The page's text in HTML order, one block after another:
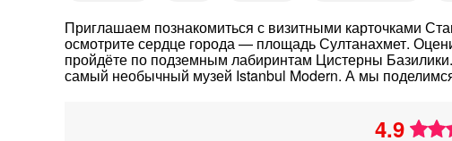
Приглашаем познакомиться с визитными карточками
осмотрите сердце города — площадь Султанахмет.
пройдёте по подземным лабиринтам Цистерны
самый необычный музей Istanbul Modern. А мы
4.9